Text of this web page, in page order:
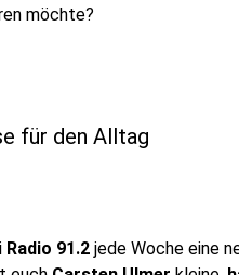
möchte?
für den Alltag
Radio 91.2 jede Woche eine